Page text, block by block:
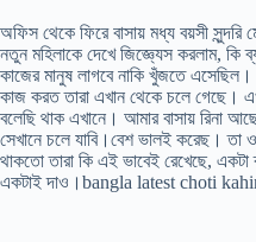
অফিস থেকে ফিরে বাসায় মধ্য বয়সী
নতুন মহিলাকে দেখে জিজ্ঞ্যেস করলাম, কি
কাজের মানুষ লাগবে নাকি খুঁজতে
কাজ করত তারা এখান থেকে চলে গেছে।
বলেছি থাক এখানে। আমার বাসায় রিনা
সেখানে চলে যাবি।বেশ ভালই করেছ। তা
থাকতো তারা কি এই ভাবেই রেখেছে,
একটাই দাও।bangla latest choti